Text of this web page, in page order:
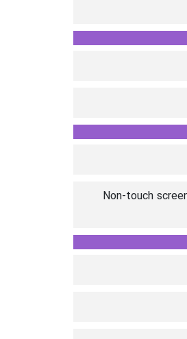
Non-touch